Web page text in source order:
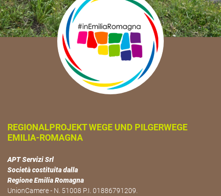
REGIONALPROJEKT WEGE UND PILGERWEGE
EMILIA-ROMAGNA
APT Servizi Srl
Società costituita dalla
Regione Emilia Romagna
UnionCamere - N. 51008 P.I. 01886791209.